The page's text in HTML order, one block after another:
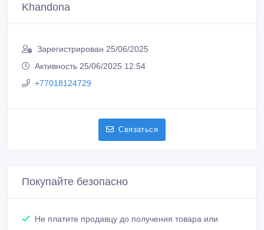
Khandona
Зарегистрирован 25/06/2025
Активность 25/06/2025 12:54
+77018124729
Связаться
Покупайте безопасно
Не платите продавцу до получения товара или